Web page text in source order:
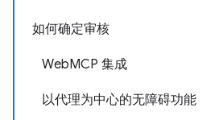
如何确定审核
WebMCP 集成
以代理为中心的无障碍功能